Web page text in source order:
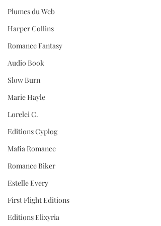
Plumes du Web
Harper Collins
Romance Fantasy
Audio Book
Slow Burn
Marie Hayle
Lorelei C.
Editions Cyplog
Mafia Romance
Romance Biker
Estelle Every
First Flight Editions
Editions Elixyria